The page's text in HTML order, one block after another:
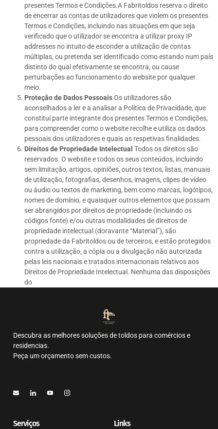
presentes Termos e Condições.A Fabritoldos reserva o direito
de encerrar as contas de utilizadores que violem os presentes
Termos e Condições, incluindo nas situações em que seja
verificado que o utilizador se encontra a utilizar proxy IP
addresses no intuito de esconder a utilização de contas
múltiplas, ou pretenda ser identificado como estando num país
distinto do qual efetivamente se encontra, ou cause
perturbações ao funcionamento do website por qualquer
meio.
Proteção de Dados PessoaisOs utilizadores são
aconselhados a ler e a analisar a Política de Privacidade, que
constitui parte integrante dos presentes Termos e Condições,
para compreender como o website recolhe e utiliza os dados
pessoais dos utilizadores e quais as respetivas finalidades.
Direitos de Propriedade Intelectual Todos os direitos são
reservados. O website e todos os seus conteúdos, incluindo
sem limitação, artigos, opiniões, outros textos, listas, manuais
de utilização, fotografias, desenhos, imagens, clipes de vídeo
ou áudio ou textos de marketing, bem como marcas, logótipos,
nomes de domínio, e quaisquer outros elementos que possam
ser abrangidos por direitos de propriedade (incluindo os
códigos fonte) e/ou outras modalidades de direitos de
propriedade intelectual (doravante “Material”), são
propriedade da Fabritoldos ou de terceiros, e estão protegidos
contra a utilização, a cópia ou a divulgação não autorizada
pelas leis nacionais e tratados internacionais relativos aos
Direitos de Propriedade Intelectual. Nenhuma das disposições
do
Descubra as melhores soluções de toldos para comércios e
residencias.
Peça um orçamento sem custos.
Serviços Links